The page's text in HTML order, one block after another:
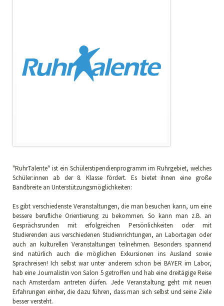
"RuhrTalente" ist ein Schülerstipendienprogramm im Ruhrgebiet, welches
Schüler:innen ab der 8. Klasse fördert. Es bietet ihnen eine große
Bandbreite an Unterstützungsmöglichkeiten:
Es gibt verschiedenste Veranstaltungen, die man besuchen kann, um eine
bessere berufliche Orientierung zu bekommen. So kann man z.B. an
Gesprächsrunden mit erfolgreichen Persönlichkeiten oder mit
Studierenden aus verschiedenen Studienrichtungen, an Labortagen oder
auch an kulturellen Veranstaltungen teilnehmen. Besonders spannend
sind natürlich auch die möglichen Exkursionen ins Ausland sowie
Sprachreisen! Ich selbst war unter anderem schon bei BAYER im Labor,
hab eine Journalistin von Salon 5 getroffen und hab eine dreitägige Reise
nach Amsterdam antreten dürfen. Jede Veranstaltung geht mit neuen
Erfahrungen einher, die dazu führen, dass man sich selbst und seine Ziele
besser versteht.